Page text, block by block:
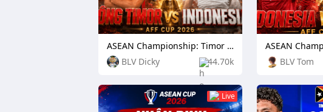
BLV Dicky 44.70k
ASEAN Championship: Timor Leste vs Indonesia
BLV Tom
Live